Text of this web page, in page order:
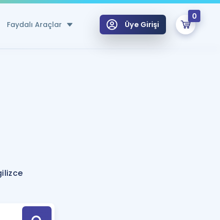
Faydalı Araçlar
Hesaplama Aracı
için Öneriler
Tek Takvimde
Üye Girişi
0